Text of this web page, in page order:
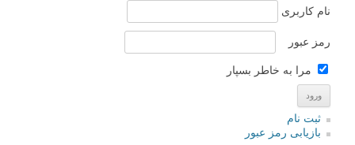
نام کاربری
رمز عبور
مرا به خاطر بسپار
ثبت نام
بازیابی رمز عبور